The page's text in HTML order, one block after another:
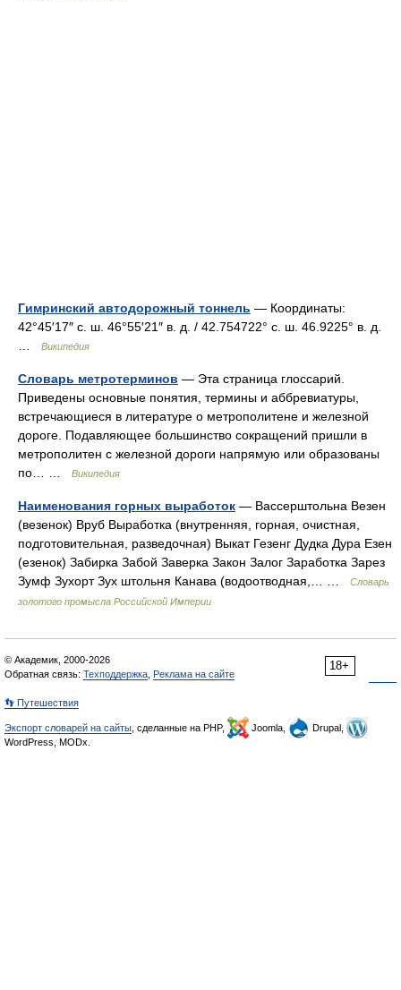
Гимринский автодорожный тоннель — Координаты:
42°45′17″ с. ш. 46°55′21″ в. д. / 42.754722° с. ш. 46.9225° в. д.
Википедия
Словарь метротерминов — Эта страница глоссарий.
Приведены основные понятия, термины и аббревиатуры,
встречающиеся в литературе о метрополитене и железной
дороге. Подавляющее большинство сокращений пришли в
метрополитен с железной дороги напрямую или образованы
по… …
Википедия
Наименования горных выработок — Вассерштольна Везен
(везенок) Вруб Выработка (внутренняя, горная, очистная,
подготовительная, разведочная) Выкат Гезенг Дудка Дура Езен
(езенок) Забирка Забой Заверка Закон Залог Заработка Зарез
Зумф Зухорт Зух штольня Канава (водоотводная,… …
Словарь
золотого промысла Российской Империи
18+
© Академик, 2000-2026
Обратная связь: Техподдержка Реклама на сайте
👣 Путешествия
Экспорт словарей на сайты , сделанные на PHP, Joomla,
Drupal,
WordPress, MODx.